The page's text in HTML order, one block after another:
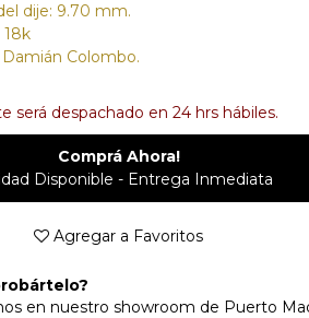
dije: 9.70 mm.
18k
Colombo.
será despachado en 24 hrs hábiles.
Comprá Ahora!
Disponible - Entrega Inmediata
Agregar a Favoritos
en nuestro showroom de Puerto